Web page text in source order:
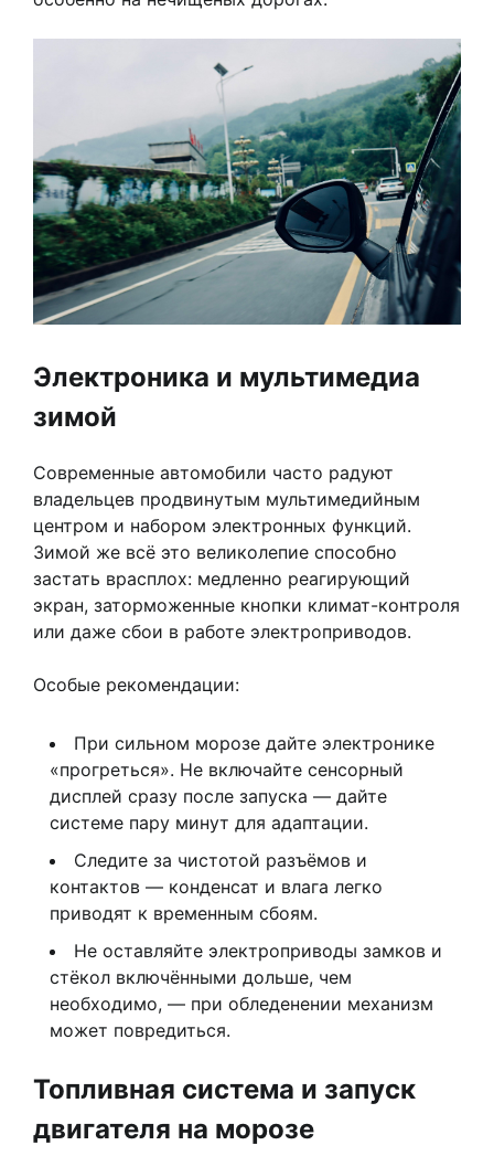
Электроника и мультимедиа
зимой
Современные автомобили часто радуют
владельцев продвинутым мультимедийным
центром и набором электронных функций.
Зимой же всё это великолепие способно
застать врасплох: медленно реагирующий
экран, заторможенные кнопки климат-контроля
или даже сбои в работе электроприводов.
Особые рекомендации:
При сильном морозе дайте электронике
«прогреться». Не включайте сенсорный
дисплей сразу после запуска — дайте
системе пару минут для адаптации.
Следите за чистотой разъёмов и
контактов — конденсат и влага легко
приводят к временным сбоям.
Не оставляйте электроприводы замков и
стёкол включёнными дольше, чем
необходимо, — при обледенении механизм
может повредиться.
Топливная система и запуск
двигателя на морозе